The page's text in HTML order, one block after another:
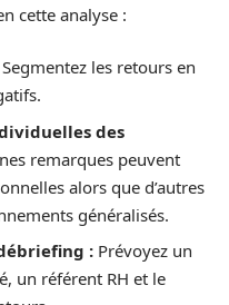
cette analyse :
Segmentez les retours en
des
remarques peuvent
alors que d’autres
généralisés.
: Prévoyez un
un référent RH et le